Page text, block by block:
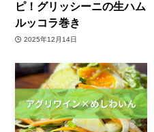
ピ！グリッシーニの生ハム
ルッコラ巻き
2025年12月14日